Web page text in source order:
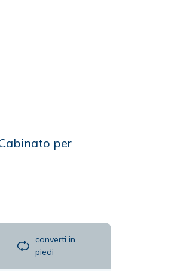
per
converti in
piedi